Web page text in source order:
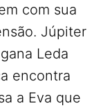
com sua
Júpiter
Leda
encontra
a Eva que